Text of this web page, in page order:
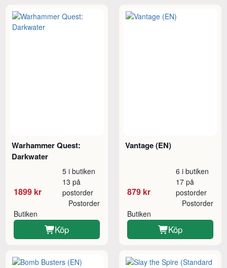
Warhammer Quest:
Darkwater
1899 kr
5 i butiken
13 på
postorder
Butiken
Postorder
Köp
Vantage (EN)
879 kr
6 i butiken
17 på
postorder
Butiken
Postorder
Köp